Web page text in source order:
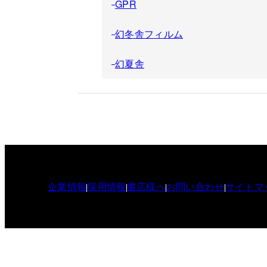
GPR
幻冬舎フィルム
幻夏舎
企業情報採用情報書店様へお問い合わせサイトマ